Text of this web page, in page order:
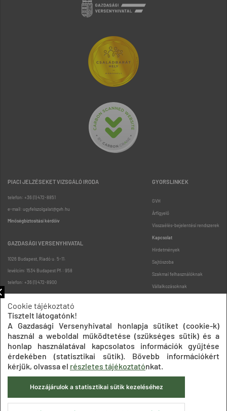
PIACI JELZÉSEKET VIZSGÁLÓ IRODA
telefon: +36 (1) 472-8851
e-mail: ugyfelszolgalat@gvh.hu
Minőségbiztosítási kérdőív
GAZDASÁGI VERSENYHIVATAL
1026 Budapest, Riadó u. 5-11.
levélcím: 1534 Budapest Pf.: 958
telefon: +36 (1) 472-8900
GYORSLINKEK
GVH
Árfigyelő
Visszaélés-bejelentési rendszerek
Kapcsolat
Hirdetmények
Sajtószoba
Szakmai felhasználóknak
Vállalkozásoknak
Oldaltérkép
Impresszum Adatkezelési tájékoztatók
Akadálymentesítési nyilatkozat
Közadatkereső
Süti beállítások ÁSZF
Cookie tájékoztató
Tisztelt látogatónk!
A Gazdasági Versenyhivatal honlapja sütiket (cookie-k)
használ a weboldal működtetése (szükséges sütik) és a
honlap használatával kapcsolatos információk gyűjtése
érdekében (statisztikai sütik). Bővebb információkért
kérjük, olvassa el részletes tájékoztatónkat.
Hozzájárulok a statisztikai sütik kezeléséhez